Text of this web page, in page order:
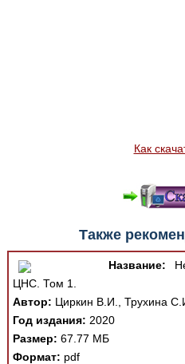
Как
Также
Название:
ЦНС. Том 1.
Автор: Циркин В.И., Трухина
Год издания: 2020
Размер: 67.77 МБ
Формат: pdf